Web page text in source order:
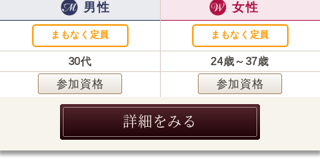
男性
まもなく定員
30代
参加資格
女性
まもなく定員
24歳～37歳
参加資格
詳細をみる